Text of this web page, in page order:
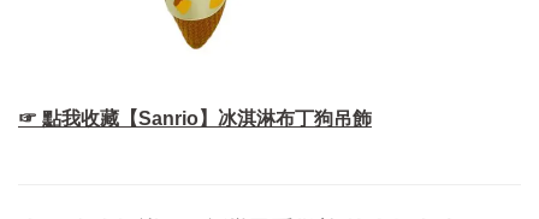
☞ 點我收藏【Sanrio】冰淇淋布丁狗吊飾